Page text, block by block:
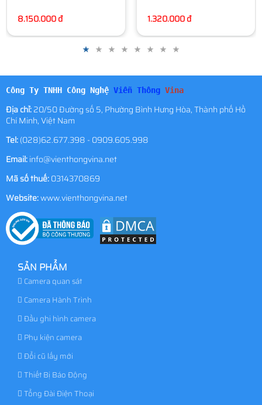
1.320.000 đ
Công Ty TNHH Công Nghệ Viễn Thông Vina
Địa chỉ:20/50 Đường số 5, Phường Bình Hưng Hòa, Thành phố Hồ
Chí Minh, Việt Nam
Tel:(028)62.677.398 - 0909.605.998
Email:info@vienthongvina.net
Mã số thuế:0314370869
Website:www.vienthongvina.net
SẢN PHẨM
Camera quan sát
Camera Hành Trình
Đầu ghi hình camera
Phụ kiện camera
Đổi cũ lấy mới
Thiết Bị Báo Động
Tổng Đài Điện Thoại